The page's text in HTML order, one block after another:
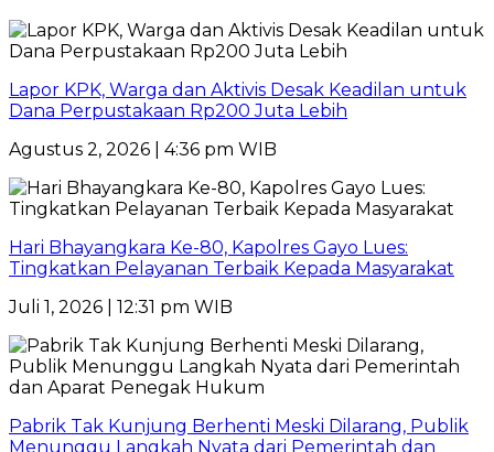
Lapor KPK, Warga dan Aktivis Desak Keadilan untuk
Dana Perpustakaan Rp200 Juta Lebih
Agustus 2, 2026 | 4:36 pm WIB
Hari Bhayangkara Ke-80, Kapolres Gayo Lues:
Tingkatkan Pelayanan Terbaik Kepada Masyarakat
Juli 1, 2026 | 12:31 pm WIB
Pabrik Tak Kunjung Berhenti Meski Dilarang, Publik
Menunggu Langkah Nyata dari Pemerintah dan